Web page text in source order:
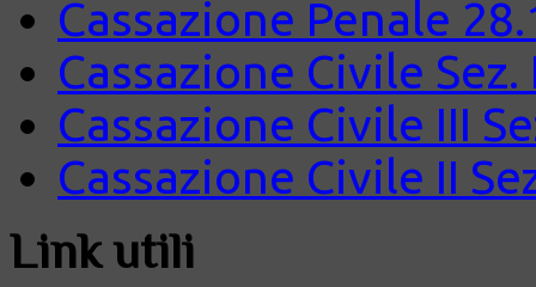
Cassazione Penale
Cassazione Civile
Cassazione Civile III
Cassazione Civile II
Link utili